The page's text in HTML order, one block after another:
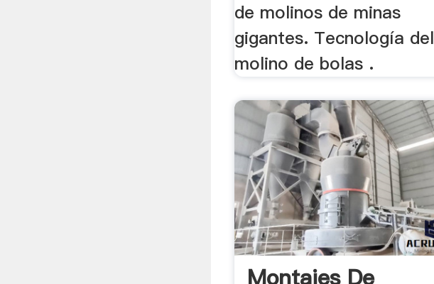
de molinos de minas
gigantes. Tecnología del
molino de bolas .
Montajes De